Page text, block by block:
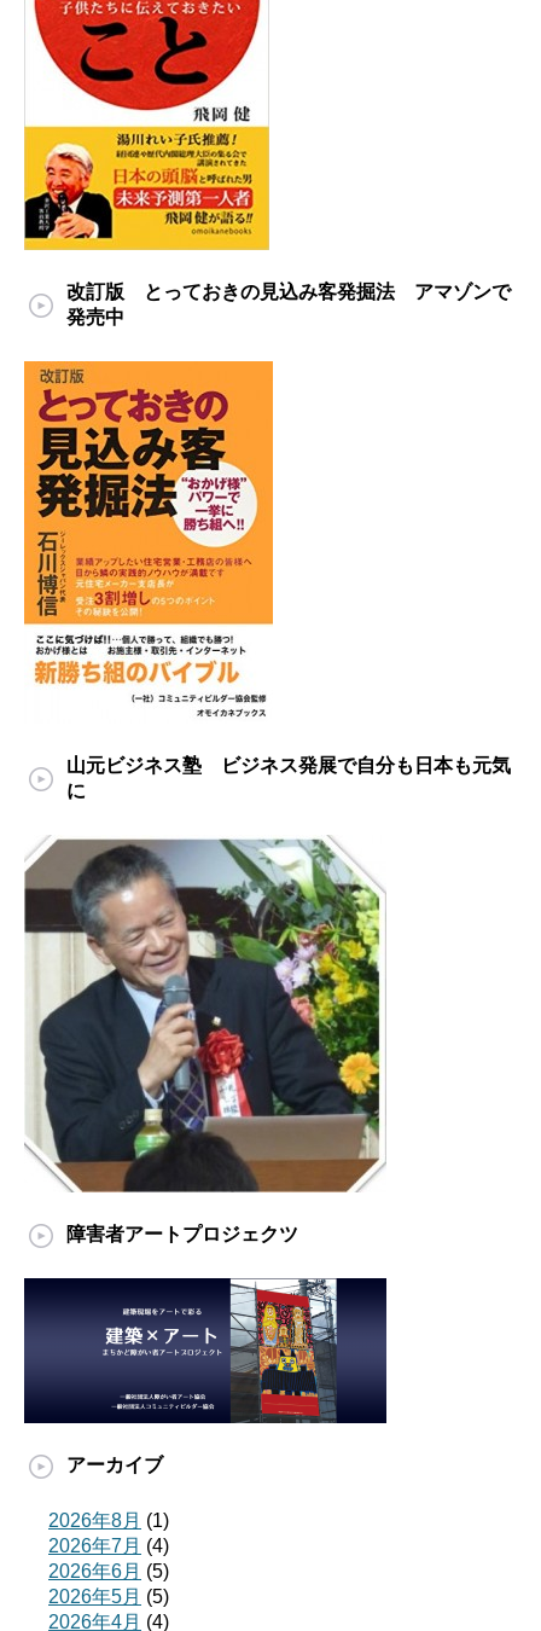
改訂版 とっておきの見込み客発掘法 アマゾンで
発売中
山元ビジネス塾 ビジネス発展で自分も日本も元気
に
障害者アートプロジェクツ
アーカイブ
2026年8月 (1)
2026年7月 (4)
2026年6月 (5)
2026年5月 (5)
2026年4月 (4)